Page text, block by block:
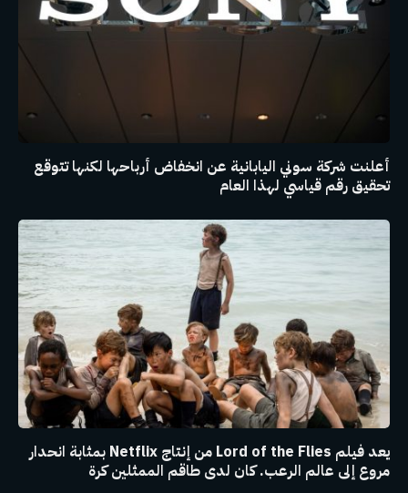
أعلنت شركة سوني اليابانية عن انخفاض أرباحها لكنها تتوقع
تحقيق رقم قياسي لهذا العام
يعد فيلم Lord of the Flies من إنتاج Netflix بمثابة انحدار
مروع إلى عالم الرعب. كان لدى طاقم الممثلين كرة